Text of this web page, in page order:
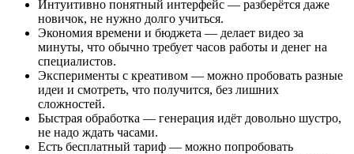
Интуитивно понятный интерфейс — разберётся даже
новичок, не нужно долго учиться.
Экономия времени и бюджета — делает видео за
минуты, что обычно требует часов работы и денег на
специалистов.
Эксперименты с креативом — можно пробовать разные
идеи и смотреть, что получится, без лишних
сложностей.
Быстрая обработка — генерация идёт довольно шустро,
не надо ждать часами.
Есть бесплатный тариф — можно попробовать